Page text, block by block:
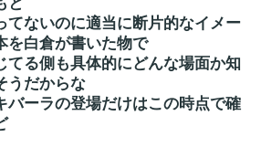
てないのに適当に断片的なイメー
を白倉が書いた物で
てる側も具体的にどんな場面か知
うだからな
バーラの登場だけはこの時点で確